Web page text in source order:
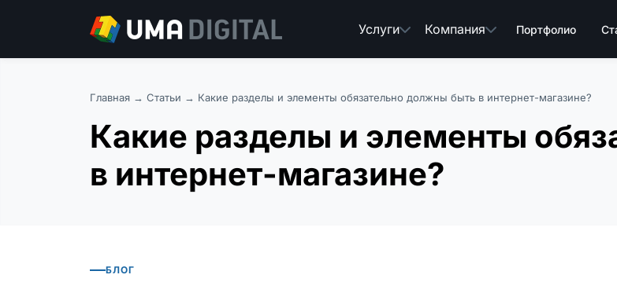
Услуги Компания Портфолио
Главная → Статьи → Какие разделы и элементы обязательно должны быть в интернет-магазине?
Какие разделы и элементы
в интернет-магазине?
БЛОГ